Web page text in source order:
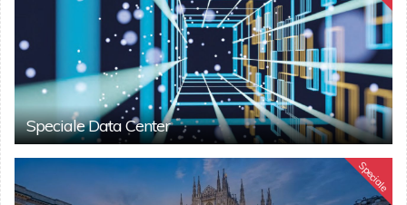
Speciale Data Center
Speciale